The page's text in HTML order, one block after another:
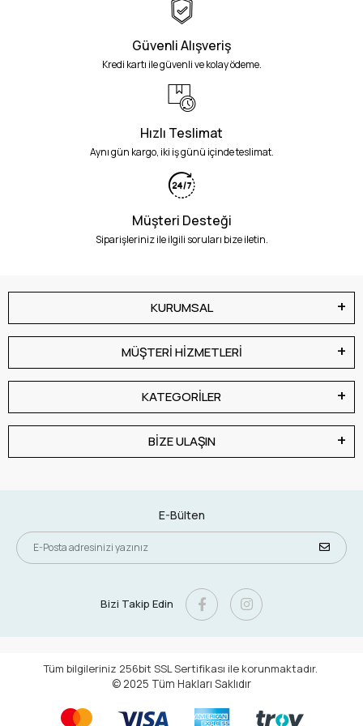
Güvenli Alışveriş
Kredi kartı ile güvenli ve kolay ödeme.
Hızlı Teslimat
Aynı gün kargo, iki iş günü içinde teslimat.
Müşteri Desteği
Siparişleriniz ile ilgili soruları bize iletin.
KURUMSAL
MÜŞTERİ HİZMETLERİ
KATEGORİLER
BİZE ULAŞIN
E-Bülten
Bizi Takip Edin
Tüm bilgileriniz 256bit SSL Sertifikası ile korunmaktadır.
© 2025 Tüm Hakları Saklıdır